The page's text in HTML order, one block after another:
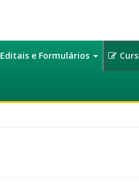
Editais e Formulários